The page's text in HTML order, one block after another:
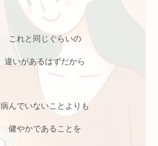
これと同じぐらいの
違いがあるはずだから
病んでいないことよりも
健やかであることを